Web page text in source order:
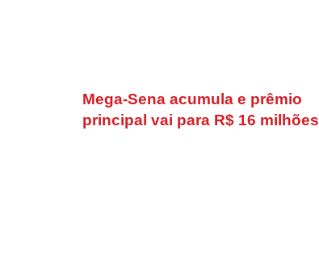
Mega-Sena acumula e prêmio
principal vai para R$ 16 milhões